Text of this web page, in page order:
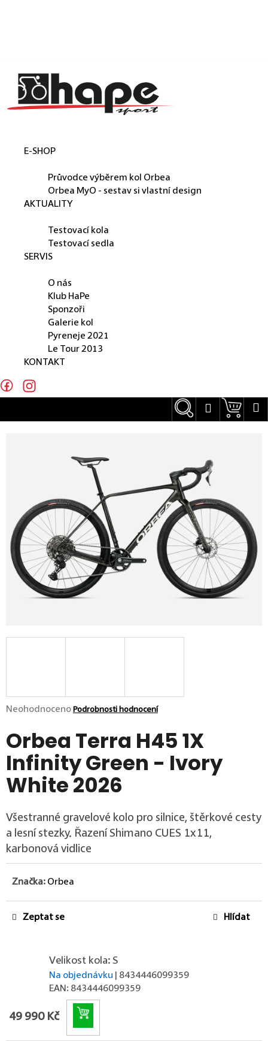
E-SHOP
Průvodce výběrem kol Orbea
Orbea MyO - sestav si vlastní design
AKTUALITY
Testovací kola
Testovací sedla
SERVIS
O nás
Klub HaPe
Sponzoři
Galerie kol
Pyreneje 2021
Le Tour 2013
KONTAKT
HledatPřihlášení
Průměrné hodnocení produktu je 0,0 z 5 hvězdiček.
Neohodnoceno Podrobnosti hodnocení
Orbea Terra H45 1X
Infinity Green - Ivory
White 2026
Všestranné gravelové kolo pro silnice, štěrkové cesty
a lesní stezky. Řazení Shimano CUES 1x11,
karbonová vidlice
Značka: Orbea
Zeptat se Hlídat
Velikost kola: S
Na objednávku
| 8434446099359
EAN: 8434446099359
49 990 Kč
C
p
t
?
Hledat
p
o